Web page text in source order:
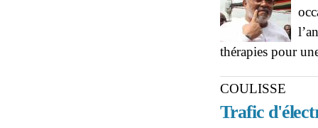
thérapies pour
COULISSE
Trafic